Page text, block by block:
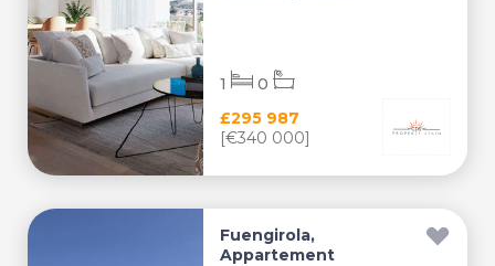
£295 987
[€340 000]
1 0
Fuengirola,
Appartement